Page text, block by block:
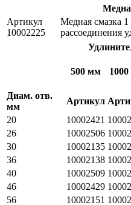
Артикул
10002225
Медная смазка 1
рассоединения
500 мм
Диам. отв.
мм
Артикул
20
10002421
26
10002506
30
10002135
36
10002138
40
10002509
46
10002429
56
10002151